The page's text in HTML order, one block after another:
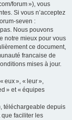
forum »), vous
Si vous n’acceptez
seven :
Nous pouvons
notre mieux pour vous
ce document,
francaise de
mises à jour.
eux », « leur »,
» et « équipes
téléchargeable depuis
faciliter les